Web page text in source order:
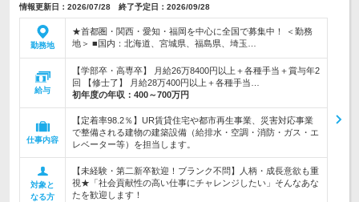
情報更新日：2026/07/28 終了予定日：2026/09/28
勤務地
★首都圏・関西・愛知・福岡を中心に全国で募集中！ ＜勤務
地＞ ■国内：北海道、宮城県、福島県、埼玉…
給与
【学部卒・高専卒】 月給26万8400円以上＋各種手当＋賞与年2
回 【修士了】 月給28万400円以上＋各種手当…
初年度の年収： 400～700万円
仕事内容
【定着率98.2％】UR賃貸住宅や都市再生事業、災害対応事業
で整備される建物の建築設備（給排水・空調・消防・ガス・エ
レベーター等）を担当します。
対象と
なる方
【未経験・第二新卒歓迎！ブランク不問】人柄・成長意欲も重
視★「社会貢献性の高い仕事にチャレンジしたい」そんなあな
たを歓迎します！